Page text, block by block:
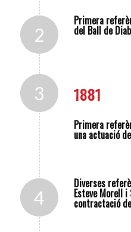
Primera
del Ball de
2
1881
3
Primera
una actuació
Diverses
Esteve Morell
contractació
4